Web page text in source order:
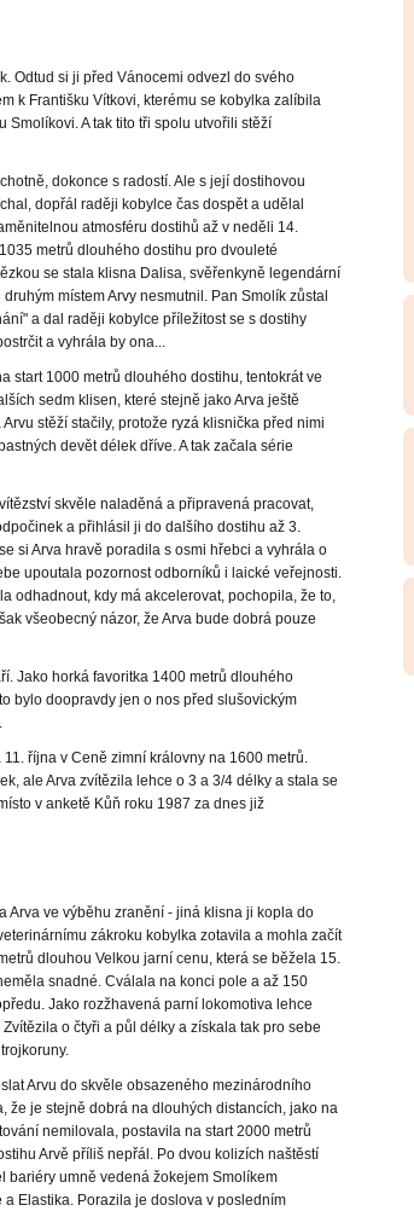
Odtud si ji před Vánocemi odvezl do svého
k Františku Vítkovi, kterému se kobylka zalíbila
A tak tito tři spolu utvořili stěží
dokonce s radostí. Ale s její dostihovou
dopřál raději kobylce čas dospět a udělal
atmosféru dostihů až v neděli 14.
metrů dlouhého dostihu pro dvouleté
se stala klisna Dalisa, svěřenkyně legendární
místem Arvy nesmutnil. Pan Smolík zůstal
a dal raději kobylce příležitost se s dostihy
a vyhrála by ona...
start 1000 metrů dlouhého dostihu, tentokrát ve
sedm klisen, které stejně jako Arva ještě
stěží stačily, protože ryzá klisnička před nimi
devět délek dříve. A tak začala série
skvěle naladěná a připravená pracovat,
a přihlásil ji do dalšího dostihu až 3.
si Arva hravě poradila s osmi hřebci a vyhrála o
upoutala pozornost odborníků i laické veřejnosti.
odhadnout, kdy má akcelerovat, pochopila, že to,
všeobecný názor, že Arva bude dobrá pouze
Jako horká favoritka 1400 metrů dlouhého
bylo doopravdy jen o nos před slušovickým
října v Ceně zimní královny na 1600 metrů.
ale Arva zvítězila lehce o 3 a 3/4 délky a stala se
v anketě Kůň roku 1987 za dnes již
Arva ve výběhu zranění - jiná klisna ji kopla do
zákroku kobylka zotavila a mohla začít
dlouhou Velkou jarní cenu, která se běžela 15.
snadné. Cválala na konci pole a až 150
Jako rozžhavená parní lokomotiva lehce
o čtyři a půl délky a získala tak pro sebe
Arvu do skvěle obsazeného mezinárodního
že je stejně dobrá na dlouhých distancích, jako na
nemilovala, postavila na start 2000 metrů
Arvě příliš nepřál. Po dvou kolizích naštěstí
bariéry umně vedená žokejem Smolíkem
Elastika. Porazila je doslova v posledním